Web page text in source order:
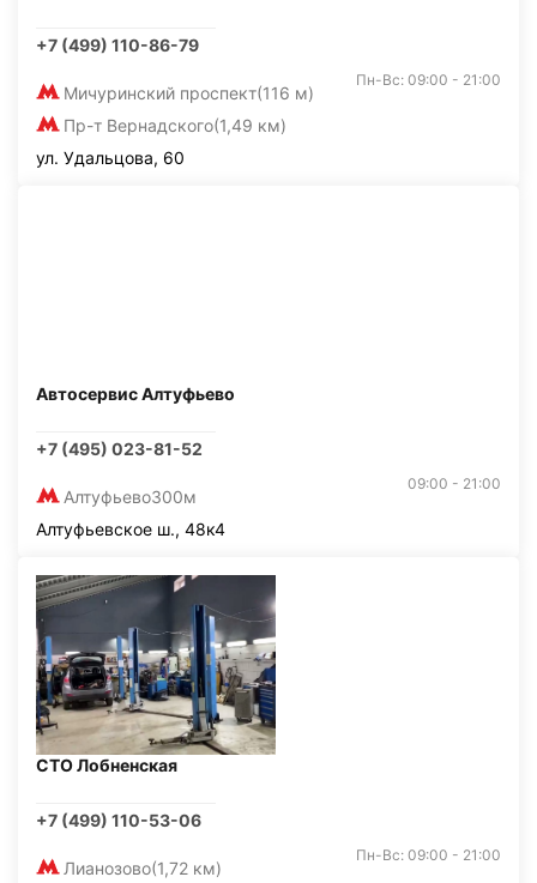
+7 (499) 110-86-79
Мичуринский проспект(116 м)
Пр-т Вернадского(1,49 км)
Пн-Вс: 09:00 - 21:00
ул. Удальцова, 60
Автосервис Алтуфьево
+7 (495) 023-81-52
Алтуфьево300м
09:00 - 21:00
Алтуфьевское ш., 48к4
СТО Лобненская
+7 (499) 110-53-06
Лианозово(1,72 км)
Пн-Вс: 09:00 - 21:00